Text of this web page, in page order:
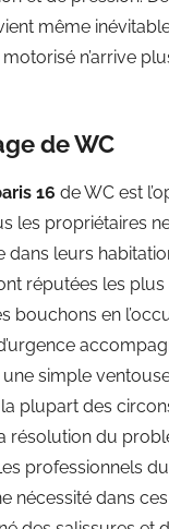
même
n’arrive
de WC
16 de WC est
les propriétaires
dans leurs
réputées les
bouchons en
simple
plupart des
résolution du
professionnels
nécessité dans